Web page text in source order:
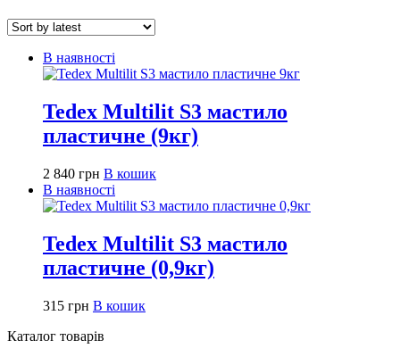
В наявності
Tedex Multilit S3 мастило
пластичне (9кг)
2 840 грн В кошик
В наявності
Tedex Multilit S3 мастило
пластичне (0,9кг)
315 грн В кошик
Каталог товарів